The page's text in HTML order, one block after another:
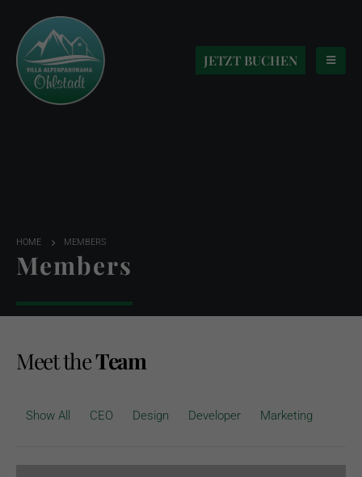
JETZT BUCHEN
HOME MEMBERS
Members
Meet theTeam
Show All CEO Design Developer Marketing